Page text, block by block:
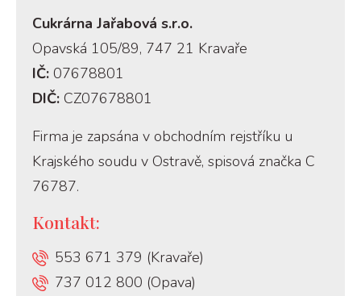
Cukrárna Jařabová s.r.o.
Opavská 105/89, 747 21 Kravaře
IČ: 07678801
DIČ: CZ07678801
Firma je zapsána v obchodním rejstříku u
Krajského soudu v Ostravě, spisová značka C
76787.
Kontakt:
553 671 379 (Kravaře)
737 012 800 (Opava)